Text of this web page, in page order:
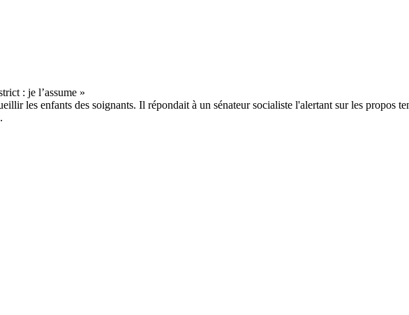
les enfants des soignants. Il répondait à un sénateur socialiste l'alertant sur les propos